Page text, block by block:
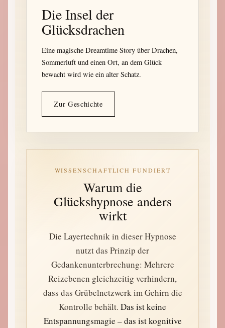
Die Insel der
Glücksdrachen
Eine magische Dreamtime Story über Drachen,
Sommerluft und einen Ort, an dem Glück
bewacht wird wie ein alter Schatz.
Zur Geschichte
WISSENSCHAFTLICH FUNDIERT
Warum die
Glückshypnose anders
wirkt
Die Layertechnik in dieser Hypnose
nutzt das Prinzip der
Gedankenunterbrechung: Mehrere
Reizebenen gleichzeitig verhindern,
dass das Grübelnetzwerk im Gehirn die
Kontrolle behält. Das ist keine
Entspannungsmagie – das ist kognitive